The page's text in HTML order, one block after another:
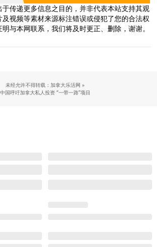
传递更多信息之目的，并非代表本站支持其观
视频等素材来源标注错误或侵犯了您的合法权
与本网联系，我们将及时更正、删除，谢谢。
未经允许不得转载：加拿大乐活网 »
中国呼吁加拿大私人投资 “一带一路”项目